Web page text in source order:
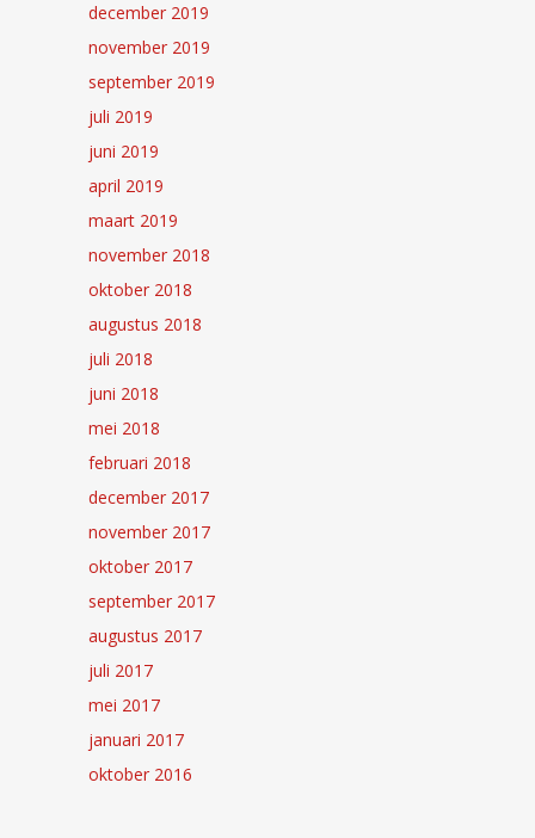
december 2019
november 2019
september 2019
juli 2019
juni 2019
april 2019
maart 2019
november 2018
oktober 2018
augustus 2018
juli 2018
juni 2018
mei 2018
februari 2018
december 2017
november 2017
oktober 2017
september 2017
augustus 2017
juli 2017
mei 2017
januari 2017
oktober 2016